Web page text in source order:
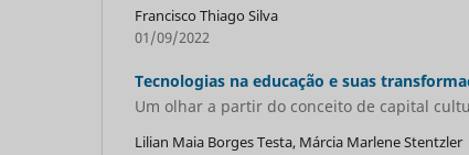
Francisco Thiago Silva
01/09/2022
Tecnologias na educação e suas
Um olhar a partir do conceito de capital
Lilian Maia Borges Testa, Márcia Marlene Stentzler